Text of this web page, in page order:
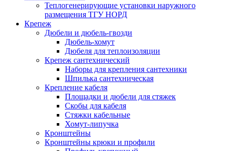
Теплогенерирующие установки наружного
размещения ТГУ НОРД
Крепеж
Дюбели и дюбель-гвозди
Дюбель-хомут
Дюбеля для теплоизоляции
Крепеж сантехнический
Наборы для крепления сантехники
Шпилька сантехническая
Крепление кабеля
Площадки и дюбели для стяжек
Скобы для кабеля
Стяжки кабельные
Хомут-липучка
Кронштейны
Кронштейны крюки и профили